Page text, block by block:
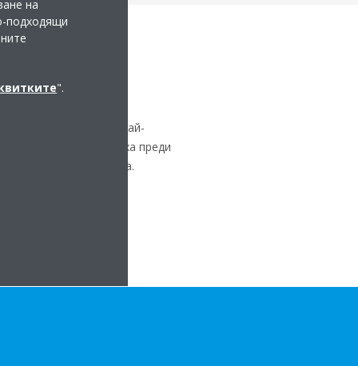
въздух, дори в най-
да охлади) въздуха преди
дом през цялата зима.
на
подходящи
".